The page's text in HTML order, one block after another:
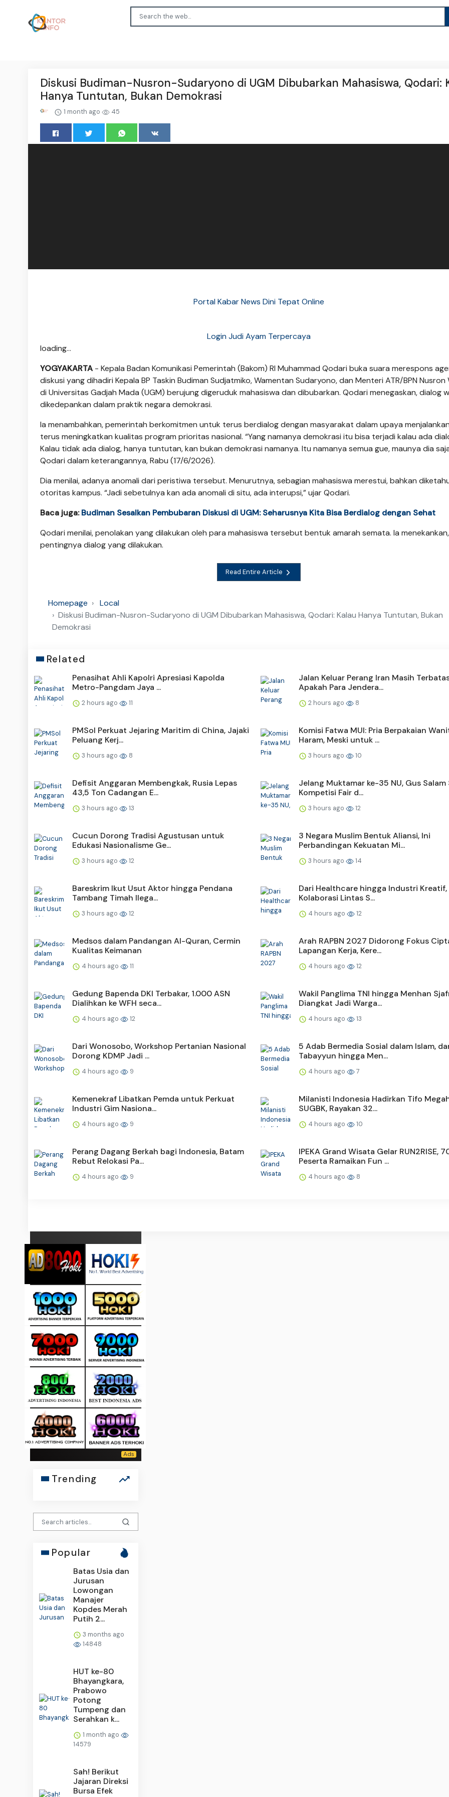
Diskusi Budiman-Nusron-Sudaryono di UGM Dibubarkan Mahasiswa, Qodari:
Hanya Tuntutan, Bukan Demokrasi
1 month ago 45
Portal Kabar News Dini Tepat Online
Login Judi Ayam Terpercaya
loading...
YOGYAKARTA - Kepala Badan Komunikasi Pemerintah (Bakom) RI Muhammad Qodari buka suara merespons
diskusi yang dihadiri Kepala BP Taskin Budiman Sudjatmiko, Wamentan Sudaryono, dan Menteri ATR/BPN Nusron
di Universitas Gadjah Mada (UGM) berujung digeruduk mahasiswa dan dibubarkan. Qodari menegaskan, dialog
dikedepankan dalam praktik negara demokrasi.
Ia menambahkan, pemerintah berkomitmen untuk terus berdialog dengan masyarakat dalam upaya
terus meningkatkan kualitas program prioritas nasional. “Yang namanya demokrasi itu bisa terjadi kalau ada
Kalau tidak ada dialog, hanya tuntutan, kan bukan demokrasi namanya. Itu namanya semua gue, maunya dia
Qodari dalam keterangannya, Rabu (17/6/2026).
Dia menilai, adanya anomali dari peristiwa tersebut. Menurutnya, sebagian mahasiswa merestui, bahkan
otoritas kampus. “Jadi sebetulnya kan ada anomali di situ, ada interupsi,” ujar Qodari.
Baca juga:Budiman Sesalkan Pembubaran Diskusi di UGM: Seharusnya Kita Bisa Berdialog dengan Sehat
Qodari menilai, penolakan yang dilakukan oleh para mahasiswa tersebut bentuk amarah semata. Ia menekankan,
pentingnya dialog yang dilakukan.
Read Entire Article
Homepage
Local
Diskusi Budiman-Nusron-Sudaryono di UGM Dibubarkan Mahasiswa, Qodari: Kalau Hanya Tuntutan, Bukan
Demokrasi
Related
Penasihat Ahli Kapolri Apresiasi Kapolda
Metro-Pangdam Jaya ...
2 hours ago 11
Jalan Keluar Perang Iran Masih
Apakah Para Jendera...
2 hours ago 8
PMSol Perkuat Jejaring Maritim di China, Jajaki
Peluang Kerj...
3 hours ago 8
Komisi Fatwa MUI: Pria Berpakaian
Haram, Meski untuk ...
3 hours ago 10
Defisit Anggaran Membengkak, Rusia Lepas
43,5 Ton Cadangan E...
3 hours ago 13
Jelang Muktamar ke-35 NU, Gus Salam
Kompetisi Fair d...
3 hours ago 12
Cucun Dorong Tradisi Agustusan untuk
Edukasi Nasionalisme Ge...
3 hours ago 12
3 Negara Muslim Bentuk Aliansi, Ini
Perbandingan Kekuatan Mi...
3 hours ago 14
Bareskrim Ikut Usut Aktor hingga Pendana
Tambang Timah Ilega...
3 hours ago 12
Dari Healthcare hingga Industri Kreatif,
Kolaborasi Lintas S...
4 hours ago 12
Medsos dalam Pandangan Al-Quran, Cermin
Kualitas Keimanan
4 hours ago 11
Arah RAPBN 2027 Didorong Fokus
Lapangan Kerja, Kere...
4 hours ago 12
Gedung Bapenda DKI Terbakar, 1.000 ASN
Dialihkan ke WFH seca...
4 hours ago 12
Wakil Panglima TNI hingga Menhan
Diangkat Jadi Warga...
4 hours ago 13
Dari Wonosobo, Workshop Pertanian Nasional
Dorong KDMP Jadi ...
4 hours ago 9
5 Adab Bermedia Sosial dalam Islam,
Tabayyun hingga Men...
4 hours ago 7
Kemenekraf Libatkan Pemda untuk Perkuat
Industri Gim Nasiona...
4 hours ago 9
Milanisti Indonesia Hadirkan Tifo
SUGBK, Rayakan 32...
4 hours ago 10
Perang Dagang Berkah bagi Indonesia, Batam
Rebut Relokasi Pa...
4 hours ago 9
IPEKA Grand Wisata Gelar RUN2RISE,
Peserta Ramaikan Fun ...
4 hours ago 8
Trending
Popular
Batas Usia dan
Jurusan
Lowongan
Manajer
Kopdes Merah
Putih 2...
3 months ago
14848
HUT ke-80
Bhayangkara,
Prabowo
Potong
Tumpeng dan
Serahkan k...
1 month ago
14579
Sah! Berikut
Jajaran Direksi
Bursa Efek